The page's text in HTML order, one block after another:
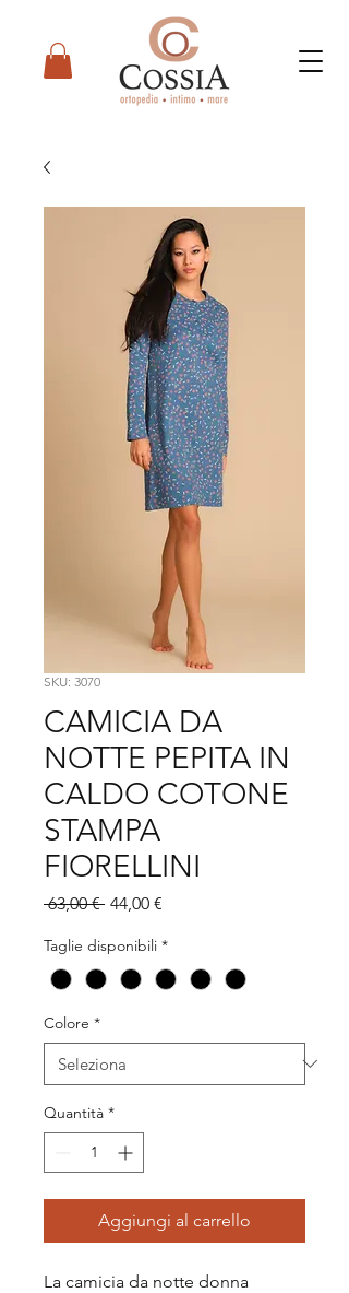
SKU: 3070
CAMICIA DA
NOTTE PEPITA IN
CALDO COTONE
STAMPA
FIORELLINI
63,00 € Prezzo
44,00 €
Taglie disponibili *
Colore *
Quantità *
Aggiungi al carrello
La camicia da notte donna